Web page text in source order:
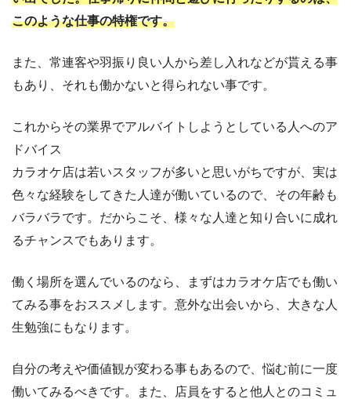
このような仕事の特権です。
また、常連客や羽振り良い人から差し入れなどが貰える事
もあり、それも働かないと得られない事です。
これからその業界でアルバイトしようとしている人へのア
ドバイス
カラオケ店は若いスタッフが多いと思いがちですが、実は
色々な経験をしてきた人達が働いているので、その年齢も
バラバラです。だからこそ、様々な人達と知り合いに成れ
るチャンスでもあります。
働く場所を選んでいるのなら、まずはカラオケ店でも働い
てみる事をおススメします。意外な出会いから、大きな人
生勉強にもなります。
自分の考えや価値観が変わる事もあるので、悩む前に一度
働いてみるべきです。また、店員をすると他人とのコミュ